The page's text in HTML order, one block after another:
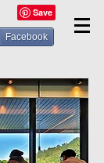
Facebook